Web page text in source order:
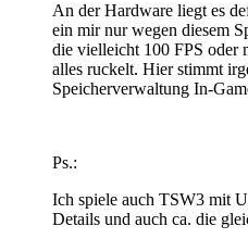
An der Hardware liegt es
ein mir nur wegen diesem
die vielleicht 100 FPS oder
alles ruckelt. Hier stimmt
Speicherverwaltung In-
Ps.:
Ich spiele auch TSW3 mit
Details und auch ca. die